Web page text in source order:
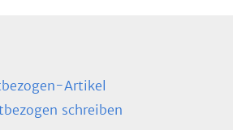
Artikel
schreiben